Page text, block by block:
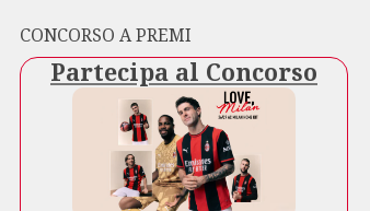
CONCORSO A PREMI
Partecipa al Concorso